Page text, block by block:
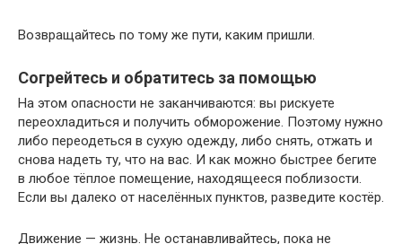
Возвращайтесь по тому же пути, каким пришли.
Согрейтесь и обратитесь за помощью
На этом опасности не заканчиваются: вы рискуете
переохладиться и получить обморожение. Поэтому нужно
либо переодеться в сухую одежду, либо снять, отжать и
снова надеть ту, что на вас. И как можно быстрее бегите
в любое тёплое помещение, находящееся поблизости.
Если вы далеко от населённых пунктов, разведите костёр.
Движение — жизнь. Не останавливайтесь, пока не